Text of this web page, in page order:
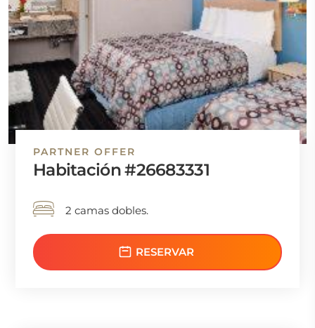
PARTNER OFFER
Habitación #26683331
2 camas dobles.
RESERVAR